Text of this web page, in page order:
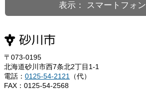
表示： スマートフォン
〒073-0195
北海道砂川市西7条北2丁目1-1
電話： 0125-54-2121
（代）
FAX：0125-54-2568